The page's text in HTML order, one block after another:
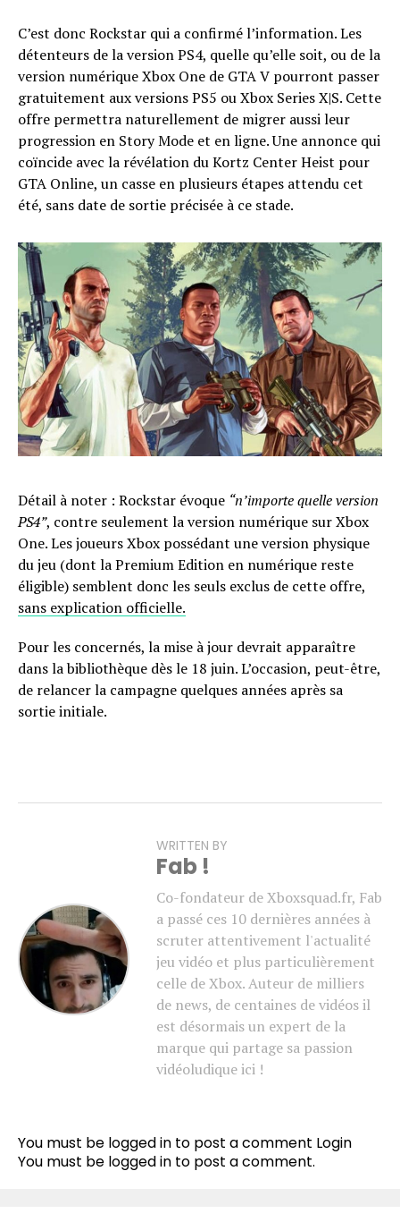
C’est donc Rockstar qui a confirmé l’information. Les
détenteurs de la version PS4, quelle qu’elle soit, ou de la
version numérique Xbox One de GTA V pourront passer
gratuitement aux versions PS5 ou Xbox Series X|S. Cette
offre permettra naturellement de migrer aussi leur
progression en Story Mode et en ligne. Une annonce qui
coïncide avec la révélation du Kortz Center Heist pour
GTA Online, un casse en plusieurs étapes attendu cet
été, sans date de sortie précisée à ce stade.
Détail à noter : Rockstar évoque “n’importe quelle version
PS4”, contre seulement la version numérique sur Xbox
One. Les joueurs Xbox possédant une version physique
du jeu (dont la Premium Edition en numérique reste
éligible) semblent donc les seuls exclus de cette offre,
sans explication officielle.
Pour les concernés, la mise à jour devrait apparaître
dans la bibliothèque dès le 18 juin. L’occasion, peut-être,
de relancer la campagne quelques années après sa
sortie initiale.
WRITTEN BY
Fab !
Co-fondateur de Xboxsquad.fr, Fab
a passé ces 10 dernières années à
scruter attentivement l'actualité
jeu vidéo et plus particulièrement
celle de Xbox. Auteur de milliers
de news, de centaines de vidéos il
est désormais un expert de la
marque qui partage sa passion
vidéoludique ici !
You must be logged in to post a comment Login
You must be logged in to post a comment.